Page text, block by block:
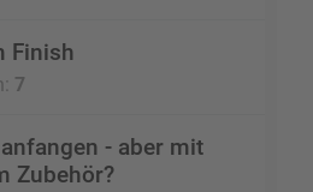
Finish
7
- aber mit
Zubehör?